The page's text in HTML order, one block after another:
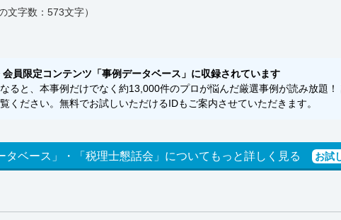
文字数：573文字）
員限定コンテンツ「事例データベース」に収録されています
なると、本事例だけでなく約13,000件のプロが悩んだ厳選事例が読み放題
ください。無料でお試しいただけるIDもご案内させていただきます。
タベース」・「税理士懇話会」についてもっと詳しく見る お試